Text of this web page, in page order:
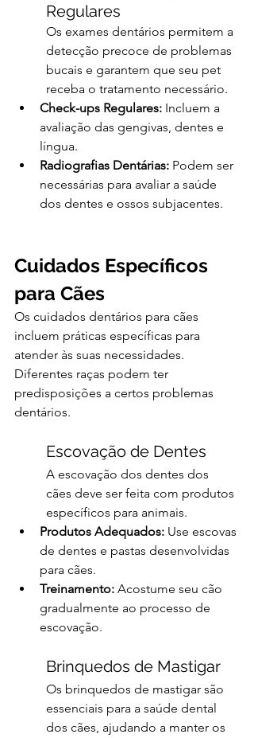
Regulares
Os exames dentários permitem a
detecção precoce de problemas
bucais e garantem que seu pet
receba o tratamento necessário.
Check-ups Regulares: Incluem a
avaliação das gengivas, dentes e
língua.
Radiografias Dentárias: Podem ser
necessárias para avaliar a saúde
dos dentes e ossos subjacentes.
Cuidados Específicos
para Cães
Os cuidados dentários para cães
incluem práticas específicas para
atender às suas necessidades.
Diferentes raças podem ter
predisposições a certos problemas
dentários.
Escovação de Dentes
A escovação dos dentes dos
cães deve ser feita com produtos
específicos para animais.
Produtos Adequados: Use escovas
de dentes e pastas desenvolvidas
para cães.
Treinamento: Acostume seu cão
gradualmente ao processo de
escovação.
Brinquedos de Mastigar
Os brinquedos de mastigar são
essenciais para a saúde dental
dos cães, ajudando a manter os